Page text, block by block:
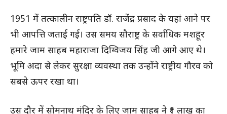
1951 में तत्कालीन राष्ट्रपति डॉ. राजेंद्र प्रसाद के यहां आने पर
भी आपत्ति जताई गई। उस समय सौराष्ट्र के सर्वाधिक मशहूर
हमारे जाम साहब महाराजा दिग्विजय सिंह जी आगे आए थे।
भूमि अदा से लेकर सुरक्षा व्यवस्था तक उन्होंने राष्ट्रीय गौरव को
सबसे ऊपर रखा था।
उस दौर में सोमनाथ मंदिर के लिए जाम साहब ने ₹1 लाख का